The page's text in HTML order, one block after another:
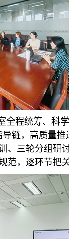
全程统筹、科
链，高质量
、三轮分组研
范，逐环节把